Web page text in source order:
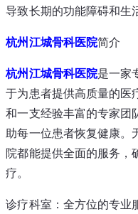
导致长期的功能障碍和生
杭州江城骨科医院简介
杭州江城骨科医院是一家
于为患者提供高质量的医
和一支经验丰富的专家团
助每一位患者恢复健康。
院都能提供全面的服务，
疗。
诊疗科室：全方位的专业